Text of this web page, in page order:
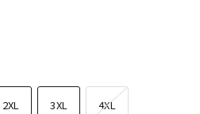
2XL 3XL 4XL